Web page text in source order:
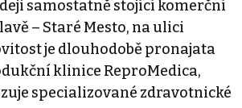
samostatně stojící komerční
– Staré Mesto, na ulici
je dlouhodobě pronajata
klinice ReproMedica,
specializované zdravotnické